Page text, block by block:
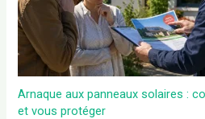
Arnaque aux panneaux solaires :
et vous protéger